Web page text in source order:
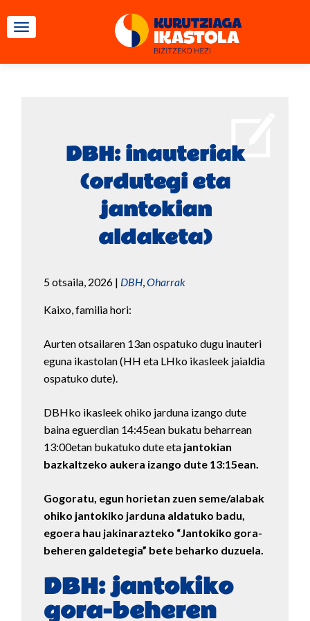
TOGGLE NAVIGATION
DBH: inauteriak
(ordutegi eta
jantokian
aldaketa)
5 otsaila, 2026 | DBH,Oharrak
Kaixo, familia hori:
Aurten otsailaren 13an ospatuko dugu inauteri
eguna ikastolan (HH eta LHko ikasleek jaialdia
ospatuko dute).
DBHko ikasleek ohiko jarduna izango dute
baina eguerdian 14:45ean bukatu beharrean
13:00etan bukatuko dute eta jantokian
bazkaltzeko aukera izango dute 13:15ean.
Gogoratu, egun horietan zuen seme/alabak
ohiko jantokiko jarduna aldatuko badu,
egoera hau jakinarazteko “Jantokiko gora-
beheren galdetegia” bete beharko duzuela.
DBH: jantokiko
gora-beheren